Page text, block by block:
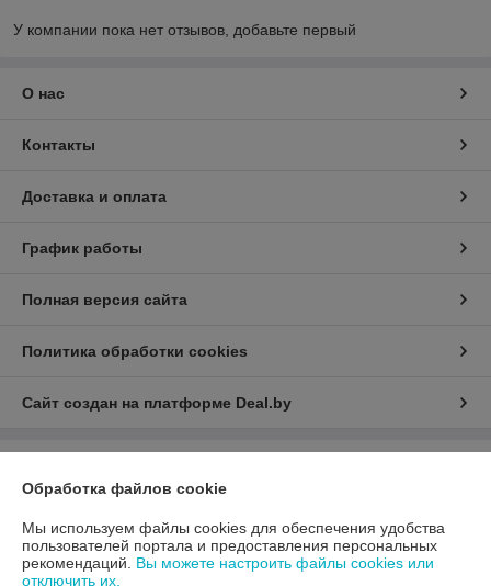
У компании пока нет отзывов, добавьте первый
О нас
Контакты
Доставка и оплата
График работы
Полная версия сайта
Политика обработки cookies
Сайт создан на платформе Deal.by
220037, г. Минск, ул. Аннаева 84/7,комната 1-6
Регистрационный номер ЕГР: 193597061
Обработка файлов cookie
Мы используем файлы cookies для обеспечения удобства
пользователей портала и предоставления персональных
рекомендаций. Вы можете настроить файлы cookies или
отключить их.